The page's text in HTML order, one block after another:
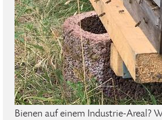
Bienen auf einem Industrie-Areal?